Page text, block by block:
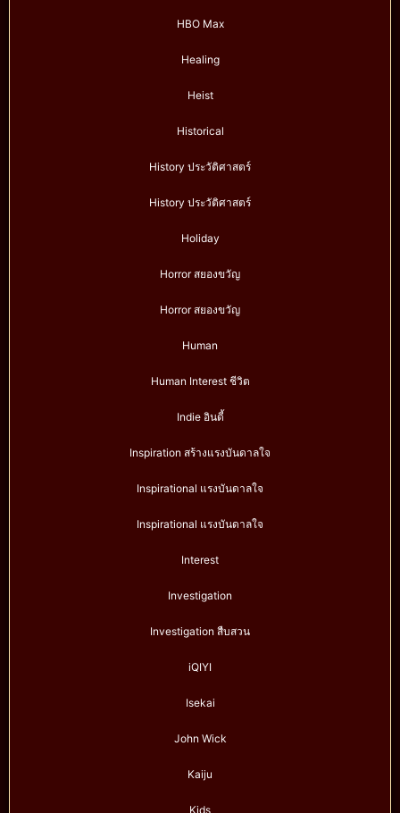
HBO Max
Healing
Heist
Historical
History ประวัติศาสตร์
History ประวัติศาสตร์
Holiday
Horror สยองขวัญ
Horror สยองขวัญ
Human
Human Interest ชีวิต
Indie อินดี้
Inspiration สร้างแรงบันดาลใจ
Inspirational แรงบันดาลใจ
Inspirational แรงบันดาลใจ
Interest
Investigation
Investigation สืบสวน
iQIYI
Isekai
John Wick
Kaiju
Kids